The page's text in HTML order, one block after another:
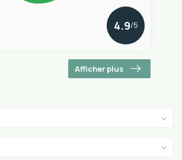
4.9/5
Afficher plus